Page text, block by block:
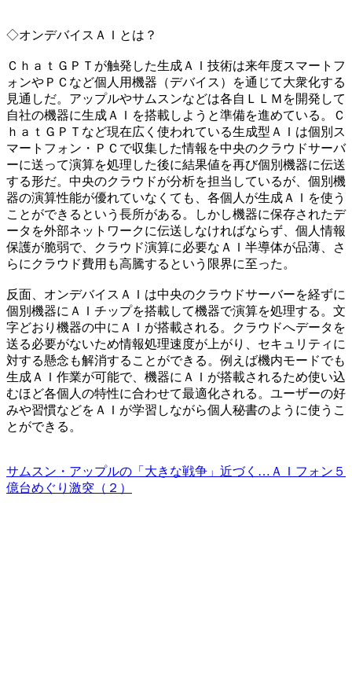
◇オンデバイスＡＩとは？
ＣｈａｔＧＰＴが触発した生成ＡＩ技術は来年度スマートフ
ォンやＰＣなど個人用機器（デバイス）を通じて大衆化する
見通しだ。アップルやサムスンなどは各自ＬＬＭを開発して
自社の機器に生成ＡＩを搭載しようと準備を進めている。Ｃ
ｈａｔＧＰＴなど現在広く使われている生成型ＡＩは個別ス
マートフォン・ＰＣで収集した情報を中央のクラウドサーバ
ーに送って演算を処理した後に結果値を再び個別機器に伝送
する形だ。中央のクラウドが分析を担当しているが、個別機
器の演算性能が優れていなくても、各個人が生成ＡＩを使う
ことができるという長所がある。しかし機器に保存されたデ
ータを外部ネットワークに伝送しなければならず、個人情報
保護が脆弱で、クラウド演算に必要なＡＩ半導体が品薄、さ
らにクラウド費用も高騰するという限界に至った。
反面、オンデバイスＡＩは中央のクラウドサーバーを経ずに
個別機器にＡＩチップを搭載して機器で演算を処理する。文
字どおり機器の中にＡＩが搭載される。クラウドへデータを
送る必要がないため情報処理速度が上がり、セキュリティに
対する懸念も解消することができる。例えば機内モードでも
生成ＡＩ作業が可能で、機器にＡＩが搭載されるため使い込
むほど各個人の特性に合わせて最適化される。ユーザーの好
みや習慣などをＡＩが学習しながら個人秘書のように使うこ
とができる。
サムスン・アップルの「大きな戦争」近づく…ＡＩフォン５
億台めぐり激突（２）